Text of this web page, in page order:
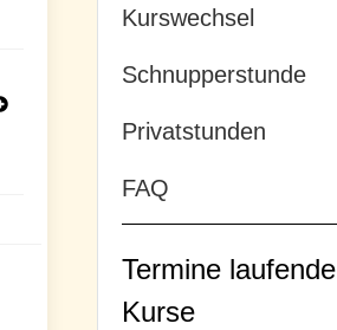
Kurswechsel
Schnupperstunde
Privatstunden
FAQ
Termine laufende
Kurse